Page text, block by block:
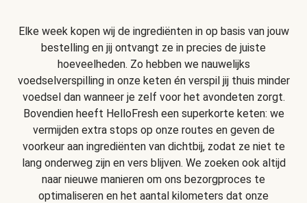
Elke week kopen wij de ingrediënten in op basis van jouw
bestelling en jij ontvangt ze in precies de juiste
hoeveelheden. Zo hebben we nauwelijks
voedselverspilling in onze keten én verspil jij thuis minder
voedsel dan wanneer je zelf voor het avondeten zorgt.
Bovendien heeft HelloFresh een superkorte keten: we
vermijden extra stops op onze routes en geven de
voorkeur aan ingrediënten van dichtbij, zodat ze niet te
lang onderweg zijn en vers blijven. We zoeken ook altijd
naar nieuwe manieren om ons bezorgproces te
optimaliseren en het aantal kilometers dat onze